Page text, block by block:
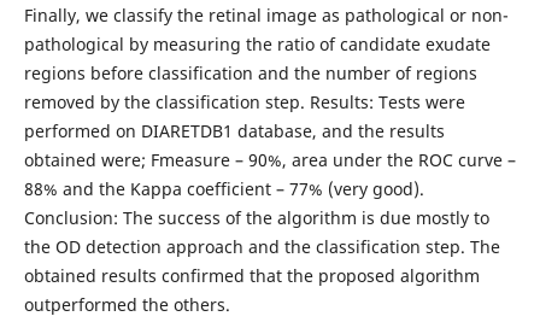
Finally, we classify the retinal image as pathological or non-
pathological by measuring the ratio of candidate exudate
regions before classification and the number of regions
removed by the classification step. Results: Tests were
performed on DIARETDB1 database, and the results
obtained were; Fmeasure – 90%, area under the ROC curve –
88% and the Kappa coefficient – 77% (very good).
Conclusion: The success of the algorithm is due mostly to
the OD detection approach and the classification step. The
obtained results confirmed that the proposed algorithm
outperformed the others.